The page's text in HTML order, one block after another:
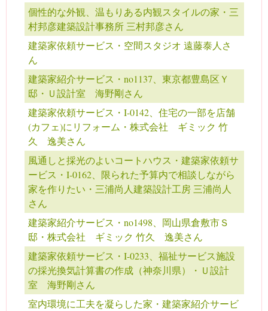
個性的な外観、温もりある内観スタイルの家・三
村邦彦建築設計事務所 三村邦彦さん
建築家依頼サービス・空間スタジオ 遠藤泰人さ
ん
建築家紹介サービス・no1137、東京都豊島区Ｙ
邸・Ｕ設計室 海野剛さん
建築家依頼サービス・I-0142、住宅の一部を店舗
(カフェ)にリフォーム・株式会社 ギミック 竹
久 逸美さん
風通しと採光のよいコートハウス・建築家依頼サ
ービス・I-0162、限られた予算内で相談しながら
家を作りたい・三浦尚人建築設計工房 三浦尚人
さん
建築家紹介サービス・no1498、岡山県倉敷市Ｓ
邸・株式会社 ギミック 竹久 逸美さん
建築家依頼サービス・I-0233、福祉サービス施設
の採光換気計算書の作成（神奈川県）・Ｕ設計
室 海野剛さん
室内環境に工夫を凝らした家・建築家紹介サービ